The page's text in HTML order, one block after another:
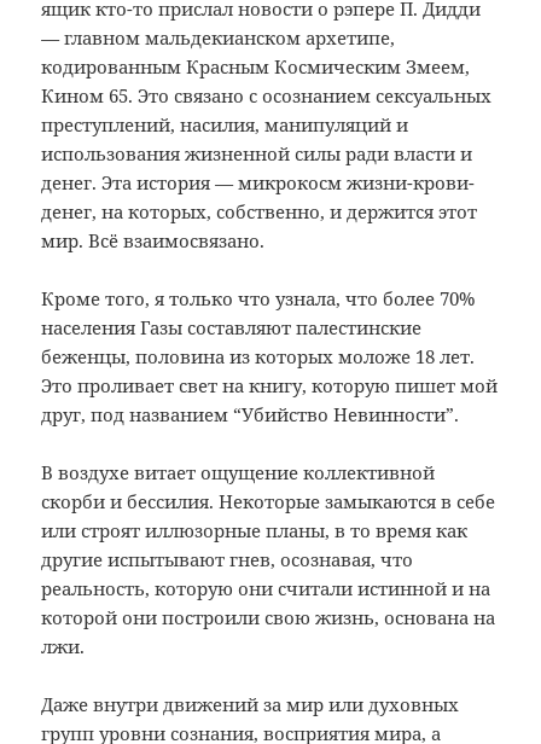
ящик кто-то прислал новости о рэпере П. Дидди
—главном мальдекианском архетипе,
кодированным Красным Космическим Змеем,
Кином 65. Это связано с осознанием сексуальных
преступлений, насилия, манипуляций и
использования жизненной силы ради власти и
денег. Эта история—микрокосм жизни-крови-
денег, на которых, собственно, и держится этот
мир. Всё взаимосвязано.
Кроме того, я только что узнала, что более 70%
населения Газы составляют палестинские
беженцы, половина из которых моложе 18 лет.
Это проливает свет на книгу, которую пишет мой
друг, под названием “Убийство Невинности”.
В воздухе витает ощущение коллективной
скорби и бессилия. Некоторые замыкаются в себе
или строят иллюзорные планы, в то время как
другие испытывают гнев, осознавая, что
реальность, которую они считали истинной и на
которой они построили свою жизнь, основана на
лжи.
Даже внутри движений за мир или духовных
групп уровни сознания, восприятия мира, а